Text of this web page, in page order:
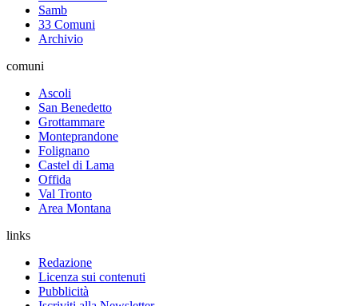
Samb
33 Comuni
Archivio
comuni
Ascoli
San Benedetto
Grottammare
Monteprandone
Folignano
Castel di Lama
Offida
Val Tronto
Area Montana
links
Redazione
Licenza sui contenuti
Pubblicità